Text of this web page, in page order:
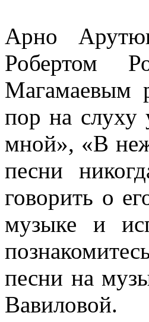
Арно
Робертом
Магамаевым
пор на слуху
мной», «В
песни
говорить о
музыке и
песни на
Вавиловой.